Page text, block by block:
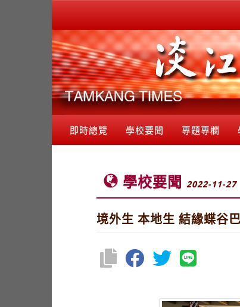
即時總覽 學校要聞 專題專欄
學校要聞 2022-11-27
境外生 本地生 結緣蝶谷